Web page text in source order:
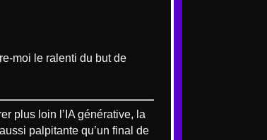
moi le ralenti du but de
plus loin l’IA générative, la
palpitante qu’un final de